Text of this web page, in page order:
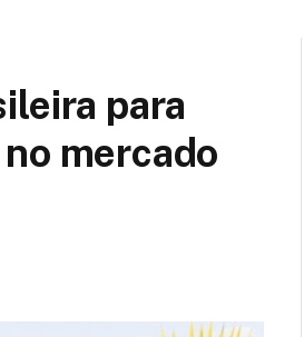
para
mercado